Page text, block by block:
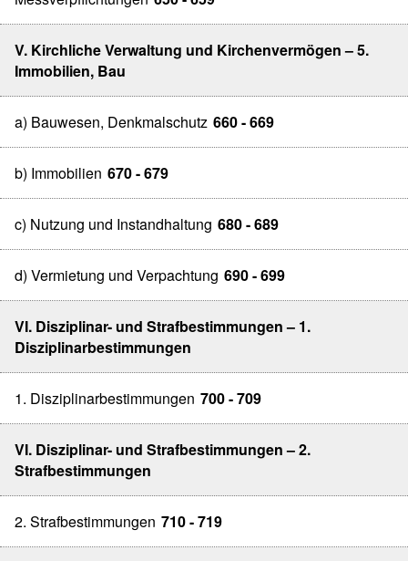
V. Kirchliche Verwaltung und Kirchenvermögen – 5.
Immobilien, Bau
a) Bauwesen, Denkmalschutz 660 - 669
b) Immobilien 670 - 679
c) Nutzung und Instandhaltung 680 - 689
d) Vermietung und Verpachtung 690 - 699
VI. Disziplinar- und Strafbestimmungen – 1.
Disziplinarbestimmungen
1. Disziplinarbestimmungen 700 - 709
VI. Disziplinar- und Strafbestimmungen – 2.
Strafbestimmungen
2. Strafbestimmungen 710 - 719